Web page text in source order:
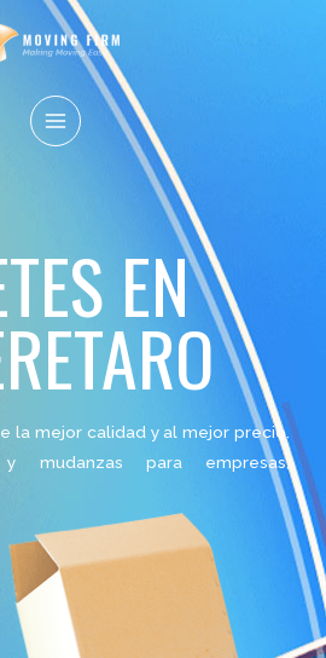
MAIN
EN
la mejor calidad y al mejor precio.
mudanzas para empresas,